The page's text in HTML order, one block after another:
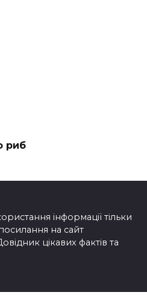
риб
інформації тільки
на сайт
цікавих фактів та